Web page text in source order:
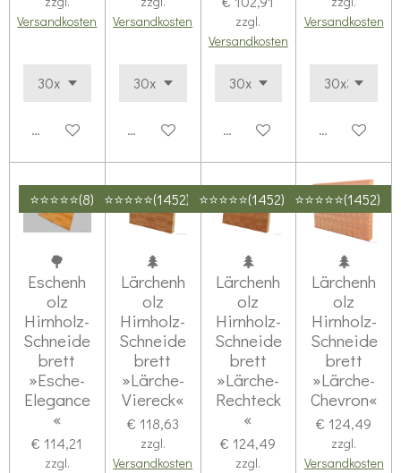
Versandkosten
Details anzeigen
Versandkosten
Details anzeigen
zzgl.
Versandkosten
Details anzeigen
Versandkosten
Details
⭐⭐⭐⭐⭐(8)
🌳
Eschenh
olz
Hirnholz-
Schneide
brett
»Esche-
Elegance
«
€ 114,21
zzgl.
⭐⭐⭐⭐⭐(1452)
🌲
Lärchenh
olz
Hirnholz-
Schneide
brett
»Lärche-
Viereck«
€ 118,63
zzgl.
Versandkosten
⭐⭐⭐⭐⭐(1452)
🌲
Lärchenh
olz
Hirnholz-
Schneide
brett
»Lärche-
Rechteck
«
€ 124,49
zzgl.
⭐⭐⭐⭐⭐(1452)
🌲
Lärchenh
olz
Hirnholz-
Schneide
brett
»Lärche-
Chevron«
€ 124,49
zzgl.
Versandkosten